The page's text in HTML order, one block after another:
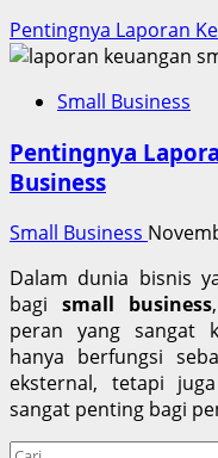
Pentingnya Laporan
Small Business
Pentingnya
Business
Small Business
Dalam dunia bisnis
bagi small business
peran yang sangat
hanya berfungsi
eksternal, tetapi
sangat penting bagi